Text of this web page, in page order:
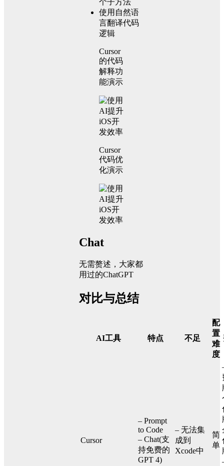
个子方法
使用自然语
言翻译代码
逻辑
Cursor
的代码
解释功
能演示
Cursor
代码优
化演示
Chat
无需赘述，大家都
用过的ChatGPT
对比与总结
AI工具 特点 不足
配
置
难
度
Cursor
– Prompt
to Code
– Chat(支
持免费的
GPT 4)
– 无法集
成到
Xcode中
简
单